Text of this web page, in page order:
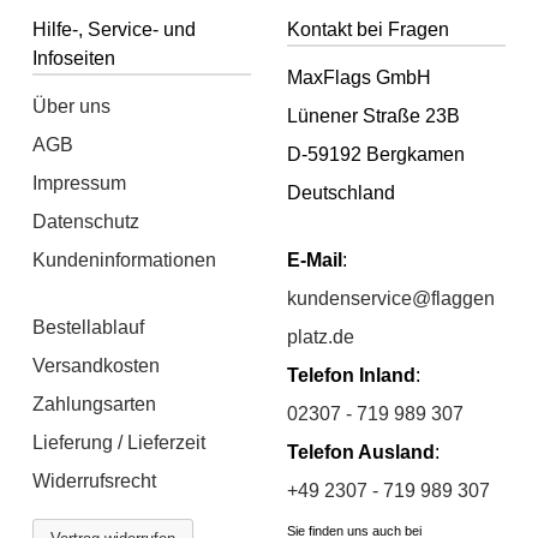
Hilfe-, Service- und
Infoseiten
Über uns
AGB
Impressum
Datenschutz
Kundeninformationen
Bestellablauf
Versandkosten
Zahlungsarten
Lieferung / Lieferzeit
Widerrufsrecht
Kontakt bei Fragen
MaxFlags GmbH
Lünener Straße 23B
D-59192 Bergkamen
Deutschland
E-Mail :
kundenservice@flaggen
platz.de
Telefon Inland :
02307 - 719 989 307
Telefon Ausland :
+49 2307 - 719 989 307
Sie finden uns auch bei